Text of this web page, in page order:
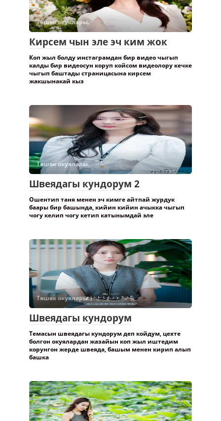
Төшөк окуялары.
Кирсем чын эле эч ким жок
Коп жыл болду инстаграмдан бир видео чыгып
калды бир видеосун коруп койсом видеолору кечке
чыгып баштады страницасына кирсем
жакшынакай кыз
Төшөк окуялары.
Швеядагы кундорум 2
Ошентип таня менен эч кимге айтпай журдук
баары бир башында, кийин кийин ачыкка чыгып
чогу келип чогу кетип катынымдай эле
Төшөк окуялары.
Швеядагы кундорум
Темасын швеядагы кундорум деп койдум, цехте
болгон окуялардан жазайын коп жыл иштедим
корунгон жерде швеяда, башым менен кирип алып
башка